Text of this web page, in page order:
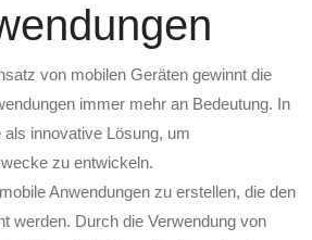
von mobilen Geräten gewinnt die
immer mehr an Bedeutung. In
innovative Lösung, um
zu entwickeln.
Anwendungen zu erstellen, die den
werden. Durch die Verwendung von